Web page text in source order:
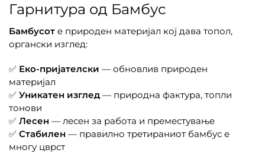
Гарнитура од Бамбус
Бамбусот е природен материјал кој дава топол,
органски изглед:
✅ Еко-пријателски — обновлив природен
материјал
✅ Уникатен изглед — природна фактура, топли
тонови
✅ Лесен — лесен за работа и преместување
✅ Стабилен — правилно третираниот бамбус е
многу цврст